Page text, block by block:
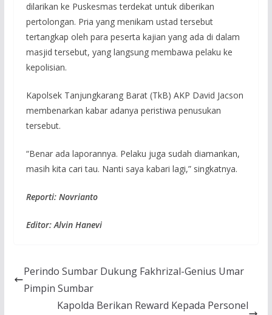
dilarikan ke Puskesmas terdekat untuk diberikan
pertolongan. Pria yang menikam ustad tersebut
tertangkap oleh para peserta kajian yang ada di dalam
masjid tersebut, yang langsung membawa pelaku ke
kepolisian.
Kapolsek Tanjungkarang Barat (TkB) AKP David Jacson
membenarkan kabar adanya peristiwa penusukan
tersebut.
“Benar ada laporannya. Pelaku juga sudah diamankan,
masih kita cari tau. Nanti saya kabari lagi,” singkatnya.
Reporti: Novrianto
Editor: Alvin Hanevi
Perindo Sumbar Dukung Fakhrizal-Genius Umar
Pimpin Sumbar
Kapolda Berikan Reward Kepada Personel